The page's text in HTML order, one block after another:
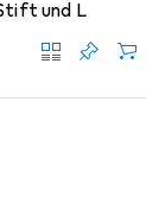
und L